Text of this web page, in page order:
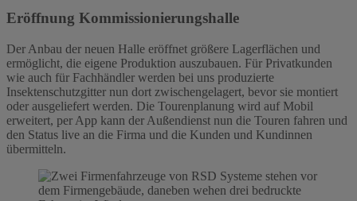
Eröffnung Kommissionierungshalle
Der Anbau der neuen Halle eröffnet größere Lagerflächen und
ermöglicht, die eigene Produktion auszubauen. Für Privatkunden
wie auch für Fachhändler werden bei uns produzierte
Insektenschutzgitter nun dort zwischengelagert, bevor sie montiert
oder ausgeliefert werden. Die Tourenplanung wird auf Mobil
erweitert, per App kann der Außendienst nun die Touren fahren und
den Status live an die Firma und die Kunden und Kundinnen
übermitteln.